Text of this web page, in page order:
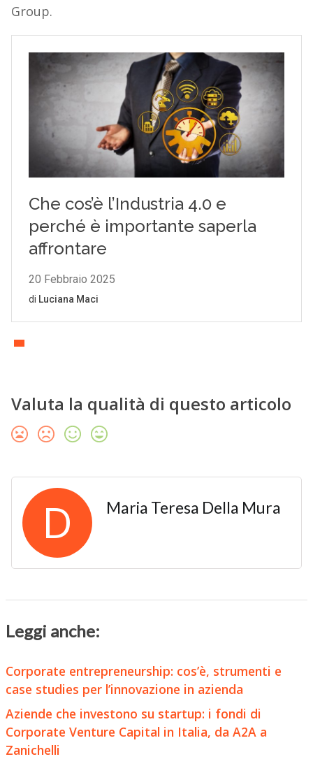
Group.
Valuta la qualità di questo articolo
D Maria Teresa Della Mura
Leggi anche:
Corporate entrepreneurship: cos’è, strumenti e
case studies per l’innovazione in azienda
Aziende che investono su startup: i fondi di
Corporate Venture Capital in Italia, da A2A a
Zanichelli